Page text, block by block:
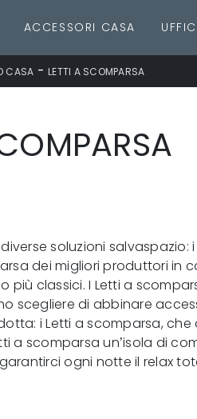
ACCESSORI CASA
CASA -LETTI A SCOMPARSA
soluzioni
dei migliori produttori in
classici. I Letti a
scegliere di abbinare
i Letti a scomparsa,
a scomparsa un’isola di
ogni notte il relax